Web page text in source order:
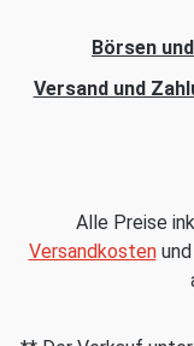
Börsen
Versand und
Alle Preise
Versandkostenund